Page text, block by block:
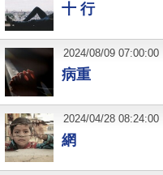
十 行
病重
2024/08/09 07:00:00
網
2024/04/28 08:24:00